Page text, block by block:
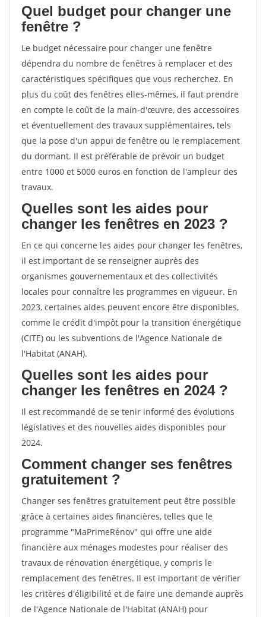
Quel budget pour changer une
fenêtre ?
Le budget nécessaire pour changer une fenêtre
dépendra du nombre de fenêtres à remplacer et des
caractéristiques spécifiques que vous recherchez. En
plus du coût des fenêtres elles-mêmes, il faut prendre
en compte le coût de la main-d'œuvre, des accessoires
et éventuellement des travaux supplémentaires, tels
que la pose d'un appui de fenêtre ou le remplacement
du dormant. Il est préférable de prévoir un budget
entre 1000 et 5000 euros en fonction de l'ampleur des
travaux.
Quelles sont les aides pour
changer les fenêtres en 2023 ?
En ce qui concerne les aides pour changer les fenêtres,
il est important de se renseigner auprès des
organismes gouvernementaux et des collectivités
locales pour connaître les programmes en vigueur. En
2023, certaines aides peuvent encore être disponibles,
comme le crédit d'impôt pour la transition énergétique
(CITE) ou les subventions de l'Agence Nationale de
l'Habitat (ANAH).
Quelles sont les aides pour
changer les fenêtres en 2024 ?
Il est recommandé de se tenir informé des évolutions
législatives et des nouvelles aides disponibles pour
2024.
Comment changer ses fenêtres
gratuitement ?
Changer ses fenêtres gratuitement peut être possible
grâce à certaines aides financières, telles que le
programme "MaPrimeRénov" qui offre une aide
financière aux ménages modestes pour réaliser des
travaux de rénovation énergétique, y compris le
remplacement des fenêtres. Il est important de vérifier
les critères d'éligibilité et de faire une demande auprès
de l'Agence Nationale de l'Habitat (ANAH) pour